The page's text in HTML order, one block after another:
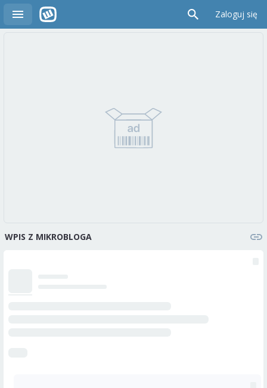
Zaloguj się
WPIS Z MIKROBLOGA